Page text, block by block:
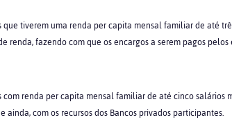
tiverem uma renda per capita mensal familiar de até
fazendo com que os encargos a serem pagos
renda per capita mensal familiar de até cinco salários
com os recursos dos Bancos privados participantes.